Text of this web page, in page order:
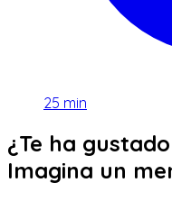
25 min
¿Te ha
Imagina un